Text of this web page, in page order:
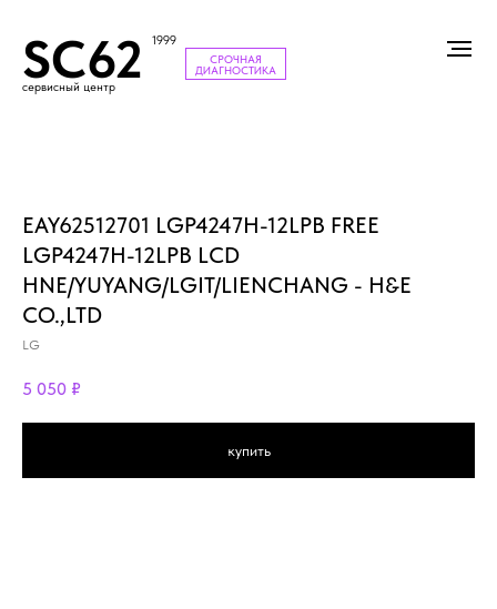
SC62 1999
сервисный центр
СРОЧНАЯ
ДИАГНОСТИКА
EAY62512701 LGP4247H-12LPB FREE
LGP4247H-12LPB LCD
HNE/YUYANG/LGIT/LIENCHANG - H&E
CO.,LTD
LG
5 050 ₽
купить